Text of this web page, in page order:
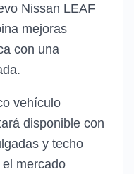
Nissan LEAF
mejoras
con una
vehículo
disponible con
y techo
mercado